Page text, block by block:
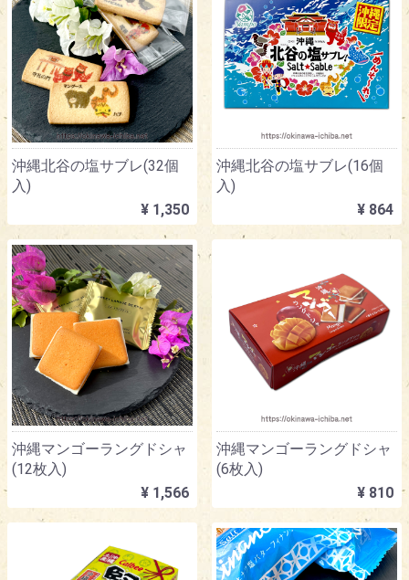
沖縄北谷の塩サブレ(32個
入)
¥ 1,350
沖縄北谷の塩サブレ(16個
入)
¥ 864
沖縄マンゴーラングドシャ
(12枚入)
¥ 1,566
沖縄マンゴーラングドシャ
(6枚入)
¥ 810